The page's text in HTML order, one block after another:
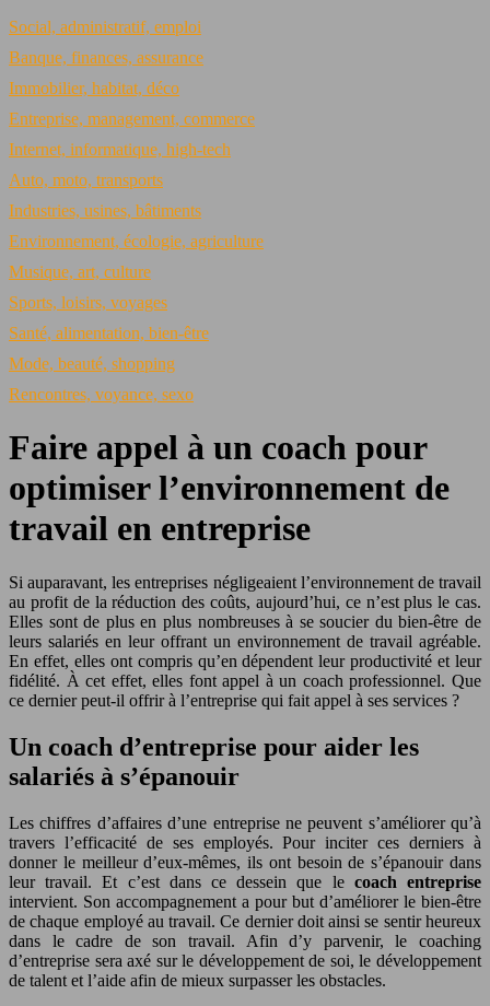
Social, administratif, emploi
Banque, finances, assurance
Immobilier, habitat, déco
Entreprise, management, commerce
Internet, informatique, high-tech
Auto, moto, transports
Industries, usines, bâtiments
Environnement, écologie, agriculture
Musique, art, culture
Sports, loisirs, voyages
Santé, alimentation, bien-être
Mode, beauté, shopping
Rencontres, voyance, sexo
Faire appel à un coach pour
optimiser l’environnement de
travail en entreprise
Si auparavant, les entreprises négligeaient l’environnement de travail
au profit de la réduction des coûts, aujourd’hui, ce n’est plus le cas.
Elles sont de plus en plus nombreuses à se soucier du bien-être de
leurs salariés en leur offrant un environnement de travail agréable.
En effet, elles ont compris qu’en dépendent leur productivité et leur
fidélité. À cet effet, elles font appel à un coach professionnel. Que
ce dernier peut-il offrir à l’entreprise qui fait appel à ses services ?
Un coach d’entreprise pour aider les
salariés à s’épanouir
Les chiffres d’affaires d’une entreprise ne peuvent s’améliorer qu’à
travers l’efficacité de ses employés. Pour inciter ces derniers à
donner le meilleur d’eux-mêmes, ils ont besoin de s’épanouir dans
leur travail. Et c’est dans ce dessein que le coach entreprise
intervient. Son accompagnement a pour but d’améliorer le bien-être
de chaque employé au travail. Ce dernier doit ainsi se sentir heureux
dans le cadre de son travail. Afin d’y parvenir, le coaching
d’entreprise sera axé sur le développement de soi, le développement
de talent et l’aide afin de mieux surpasser les obstacles.